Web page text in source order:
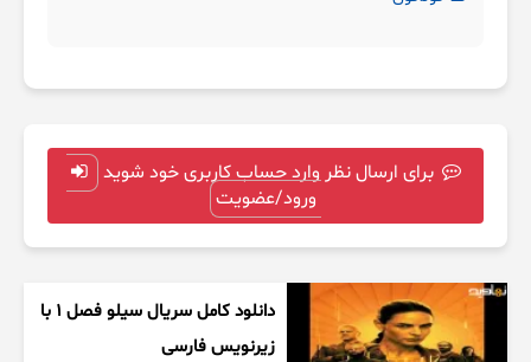
برای ارسال نظر وارد حساب کاربری خود شوید
ورود/عضویت
دانلود کامل سریال سیلو فصل ۱ با
زیرنویس فارسی